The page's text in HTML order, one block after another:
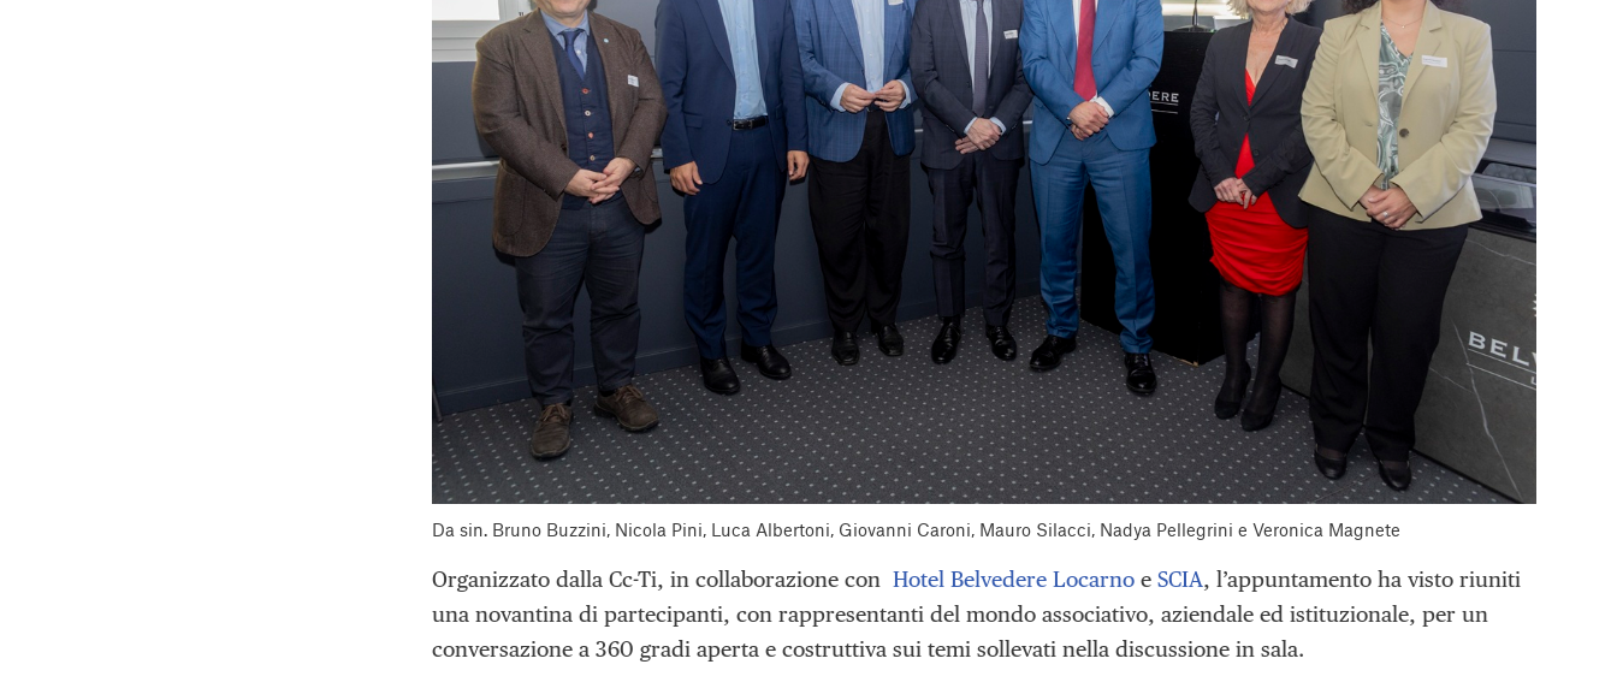
Da sin. Bruno Buzzini, Nicola Pini, Luca Albertoni, Giovanni Caroni, Mauro Silacci, Nadya Pellegrini e Veronica Magnete
Organizzato dalla Cc-Ti, in collaborazione con Hotel Belvedere Locarno e SCIA, l’appuntamento ha visto riuniti
una novantina di partecipanti, con rappresentanti del mondo associativo, aziendale ed istituzionale, per un
conversazione a 360 gradi aperta e costruttiva sui temi sollevati nella discussione in sala.